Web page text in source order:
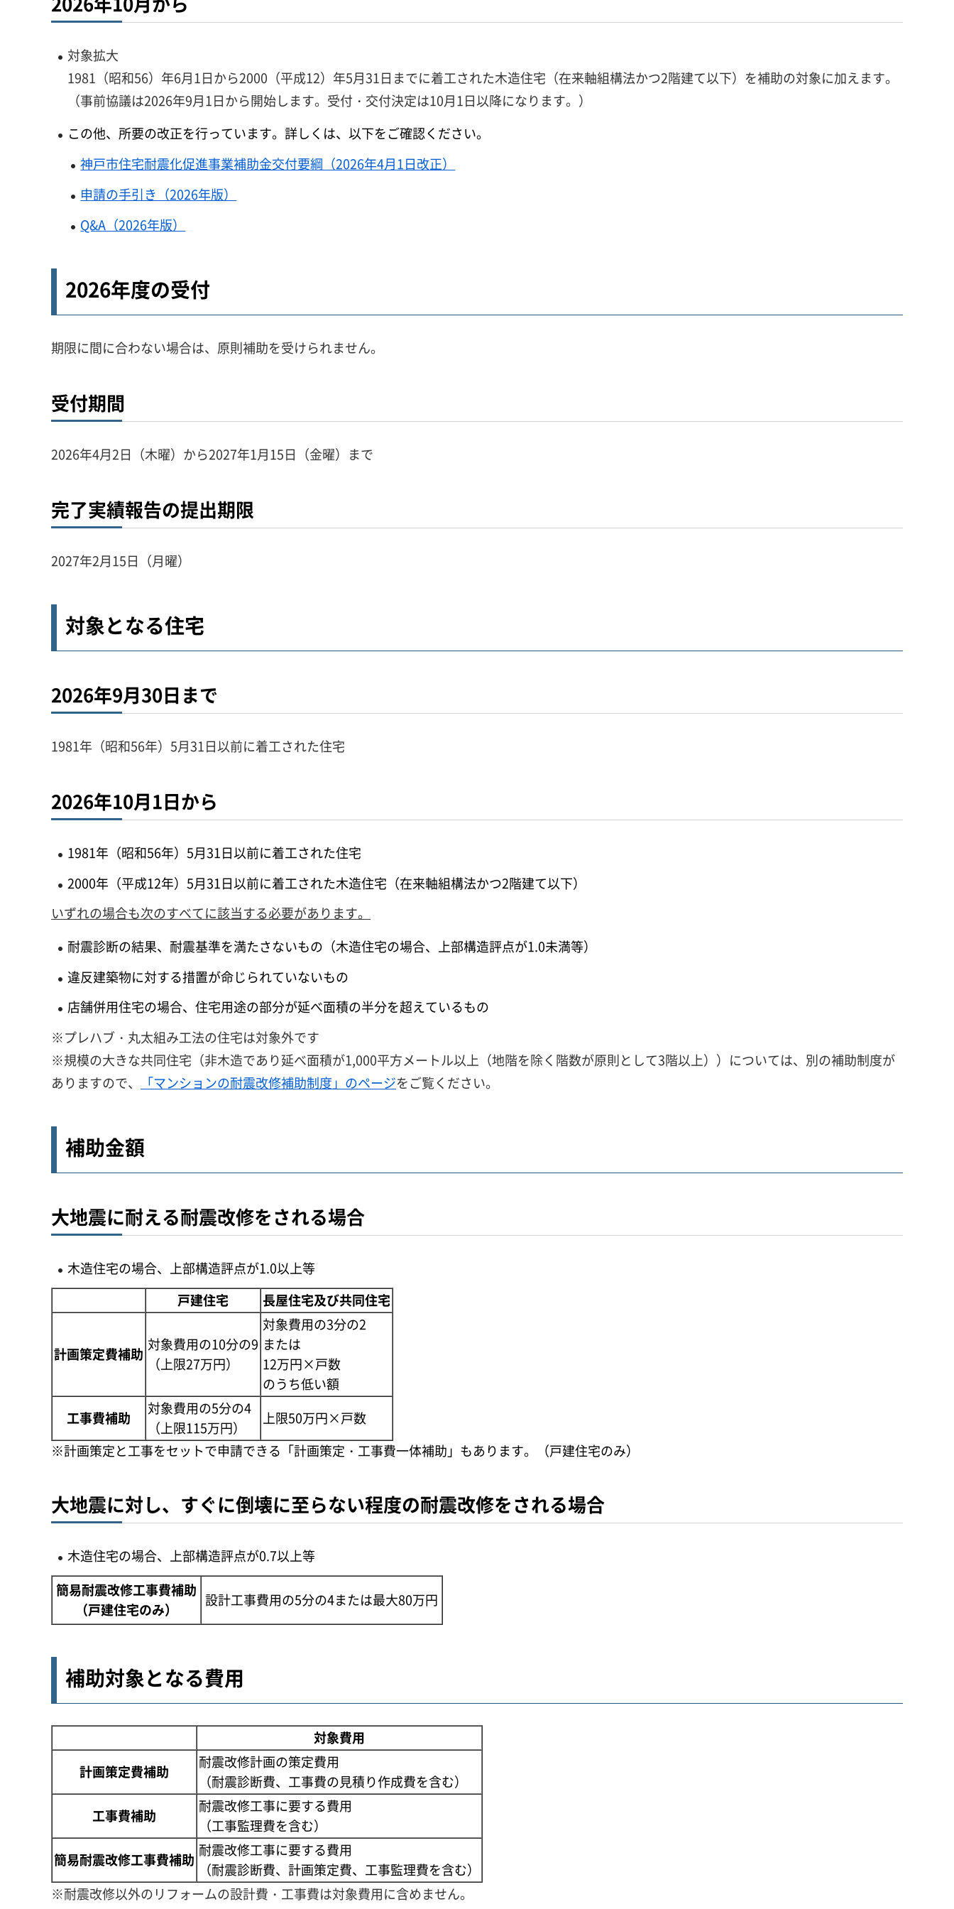
対象拡大
1981（昭和56）年6月1日から2000（平成12）年5月31日までに着工された木造住宅（在来軸組構法かつ2階建て以下）を補助の対象に加えます。
（事前協議は2026年9月1日から開始します。受付・交付決定は10月1日以降になります。）
この他、所要の改正を行っています。詳しくは、以下をご確認ください。
神戸市住宅耐震化促進事業補助金交付要綱（2026年4月1日改正）
申請の手引き（2026年版）
Q&A（2026年版）
2026年度の受付
期限に間に合わない場合は、原則補助を受けられません。
受付期間
2026年4月2日（木曜）から2027年1月15日（金曜）まで
完了実績報告の提出期限
2027年2月15日（月曜）
対象となる住宅
2026年9月30日まで
1981年（昭和56年）5月31日以前に着工された住宅
2026年10月1日から
1981年（昭和56年）5月31日以前に着工された住宅
2000年（平成12年）5月31日以前に着工された木造住宅（在来軸組構法かつ2階建て以下）
いずれの場合も次のすべてに該当する必要があります。
耐震診断の結果、耐震基準を満たさないもの（木造住宅の場合、上部構造評点が1.0未満等）
違反建築物に対する措置が命じられていないもの
店舗併用住宅の場合、住宅用途の部分が延べ面積の半分を超えているもの
※プレハブ・丸太組み工法の住宅は対象外です
※規模の大きな共同住宅（非木造であり延べ面積が1,000平方メートル以上（地階を除く階数が原則として3階以上））については、別の補助制度が
ありますので、
「マンションの耐震改修補助制度」のページをご覧ください。
補助金額
大地震に耐える耐震改修をされる場合
木造住宅の場合、上部構造評点が1.0以上等
戸建住宅
長屋住宅及び共同住宅
計画策定費補助
対象費用の10分の9
（上限27万円）
対象費用の3分の2
または
12万円×戸数
のうち低い額
工事費補助
対象費用の5分の4
（上限115万円）
上限50万円×戸数
※計画策定と工事をセットで申請できる「計画策定・工事費一体補助」もあります。（戸建住宅のみ）
大地震に対し、すぐに倒壊に至らない程度の耐震改修をされる場合
木造住宅の場合、上部構造評点が0.7以上等
簡易耐震改修工事費補助
（戸建住宅のみ）
設計工事費用の5分の4または最大80万円
補助対象となる費用
対象費用
計画策定費補助
耐震改修計画の策定費用
（耐震診断費、工事費の見積り作成費を含む）
工事費補助
耐震改修工事に要する費用
（工事監理費を含む）
簡易耐震改修工事費補助
耐震改修工事に要する費用
（耐震診断費、計画策定費、工事監理費を含む）
※耐震改修以外のリフォームの設計費・工事費は対象費用に含めません。